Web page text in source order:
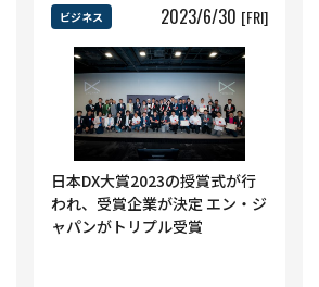
ビジネス 2023/6/30 [FRI]
日本DX大賞2023の授賞式が行
われ、受賞企業が決定 エン・ジ
ャパンがトリプル受賞